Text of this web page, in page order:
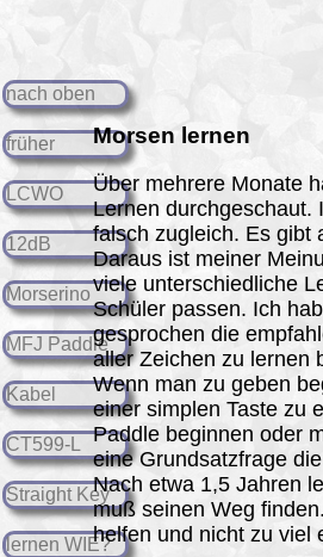
nach oben
früher
LCWO
12dB
Morserino
MFJ Paddle
Kabel
CT599-L
Straight Key
lernen WIE?
Morsen lernen
Über mehrere Monate
Lernen durchgeschaut.
falsch zugleich. Es gibt
Daraus ist meiner
viele unterschiedliche
Schüler passen. Ich
gesprochen die
aller Zeichen zu lernen
Wenn man zu geben
einer simplen Taste zu
Paddle beginnen oder
eine Grundsatzfrage
Nach etwa 1,5 Jahren
muß seinen Weg
helfen und nicht zu viel